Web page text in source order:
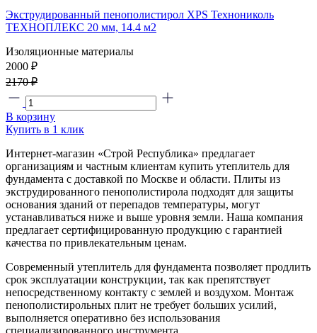
Экструдированный пенополистирол XPS Технониколь
ТЕХНОПЛЕКС 20 мм, 14.4 м2
Изоляционные материалы
2000 ₽
2170 ₽
В корзину
Купить в 1 клик
Интернет-магазин «Строй Республика» предлагает
организациям и частным клиентам купить утеплитель для
фундамента с доставкой по Москве и области. Плиты из
экструдированного пенополистирола подходят для защиты
основания зданий от перепадов температуры, могут
устанавливаться ниже и выше уровня земли. Наша компания
предлагает сертифицированную продукцию с гарантией
качества по привлекательным ценам.
Современный утеплитель для фундамента позволяет продлить
срок эксплуатации конструкции, так как препятствует
непосредственному контакту с землей и воздухом. Монтаж
пенополистирольных плит не требует больших усилий,
выполняется оперативно без использования
специализированного инструмента.